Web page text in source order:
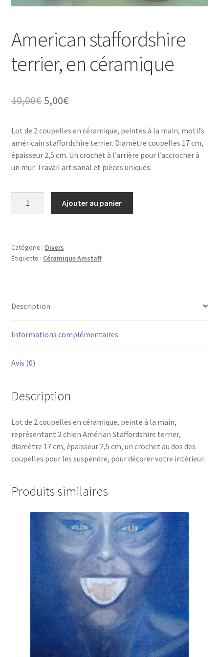
Tarifs
WPMS HTML Sitemap
American staffordshire
terrier, en céramique
10,00€ Le
initial
était :
10,00€.
5,00€Le
actuel
est :
5,00€.
Lot de 2 coupelles en céramique, peintes à la main, motifs
américain staffordshire terrier. Diamètre coupelles 17 cm,
épaisseur 2,5 cm. Un crochet à l’arrière pour l’accrocher à
un mur. Travail artisanal et pièces uniques.
terrier,
en
Ajouter au panier
Catégorie : Divers
Étiquette : Céramique Amstaff
Description
Informations complémentaires
Avis (0)
Description
Lot de 2 coupelles en céramique, peinte à la main,
représentant 2 chien Amérian Staffordshire terrier,
diamètre 17 cm, épaisseur 2,5 cm, un crochet au dos des
coupelles pour les suspendre, pour décorer votre intérieur.
Produits similaires